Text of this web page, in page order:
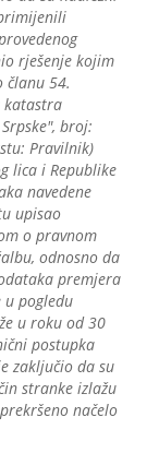
rješenje kojim
članu 54.
katastra
broj:
Pravilnik)
lica i Republike
navedene
upisao
o pravnom
odnosno da
premjera
pogledu
u roku od 30
postupka
zaključio da su
stranke izlažu
načelo